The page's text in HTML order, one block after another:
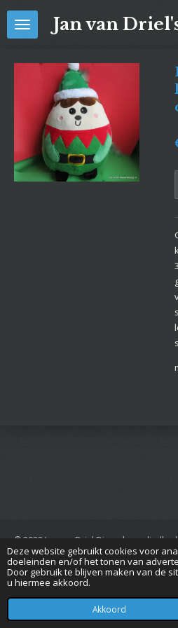
Deze website gebruikt cookies voor
doeleinden en/of het tonen van
Door gebruik te blijven maken van de
u hiermee akkoord.
Akkoord
Ga
direct
hoofdinhoud
Jan van
© 2022 Jan van Driel
Powered byJouwWeb